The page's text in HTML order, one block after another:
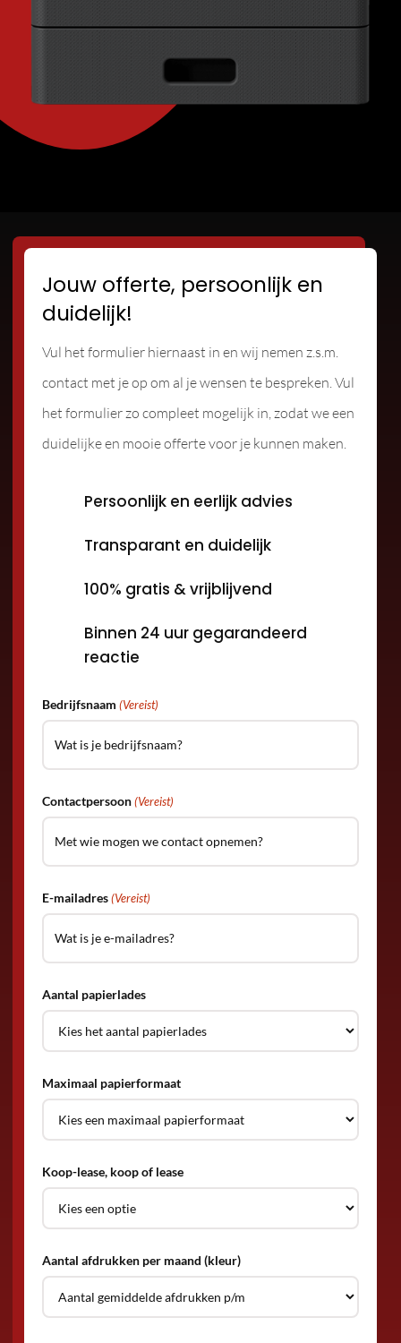
Jouw offerte, persoonlijk en
duidelijk!
Vul het formulier hiernaast in en wij nemen z.s.m.
contact met je op om al je wensen te bespreken. Vul
het formulier zo compleet mogelijk in, zodat we een
duidelijke en mooie offerte voor je kunnen maken.
Persoonlijk en eerlijk advies
Transparant en duidelijk
100% gratis & vrijblijvend
Binnen 24 uur gegarandeerd
reactie
Bedrijfsnaam (Vereist)
Contactpersoon (Vereist)
E-mailadres (Vereist)
Aantal papierlades
Maximaal papierformaat
Koop-lease, koop of lease
Aantal afdrukken per maand (kleur)